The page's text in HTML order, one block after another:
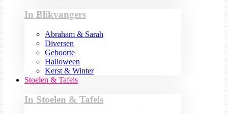
In Blikvangers
Abraham & Sarah
Diversen
Geboorte
Halloween
Kerst & Winter
Stoelen & Tafels
In Stoelen & Tafels